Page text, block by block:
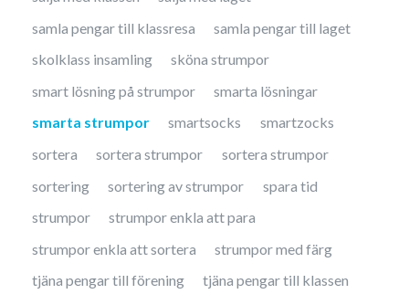
samla pengar till klassresa
samla pengar till laget
skolklass insamling
sköna strumpor
smart lösning på strumpor
smarta lösningar
smarta strumpor
smartsocks
smartzocks
sortera
sortera strumpor
sortera strumpor
sortering
sortering av strumpor
spara tid
strumpor
strumpor enkla att para
strumpor enkla att sortera
strumpor med färg
tjäna pengar till förening
tjäna pengar till klassen